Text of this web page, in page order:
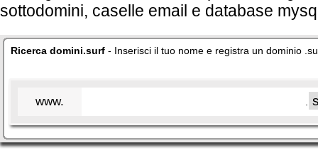
sottodomini, caselle email e database
Ricerca domini.surf - Inserisci il tuo nome e registra un dominio
www.